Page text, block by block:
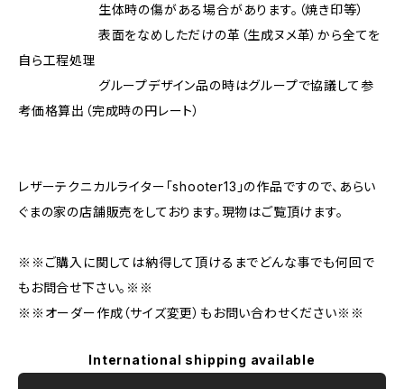
生体時の傷がある場合があります。（焼き印等）
表面をなめしただけの革（生成ヌメ革）から全てを
自ら工程処理
グループデザイン品の時はグループで協議して参
考価格算出（完成時の円レート）
レザーテクニカルライター「shooter13」の作品ですので、あらい
ぐまの家の店舗販売をしております。現物はご覧頂けます。
※※ご購入に関しては納得して頂けるまでどんな事でも何回で
もお問合せ下さい。※※
※※オーダー作成（サイズ変更）もお問い合わせください※※
International shipping available